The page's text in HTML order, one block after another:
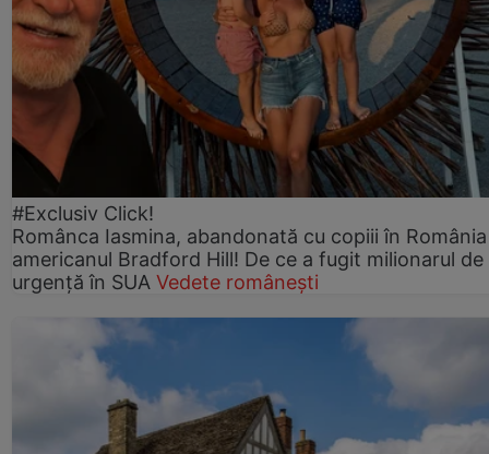
#Exclusiv Click!
Românca Iasmina, abandonată cu copiii în
americanul Bradford Hill! De ce a fugit milionarul de
urgență în SUA Vedete românești